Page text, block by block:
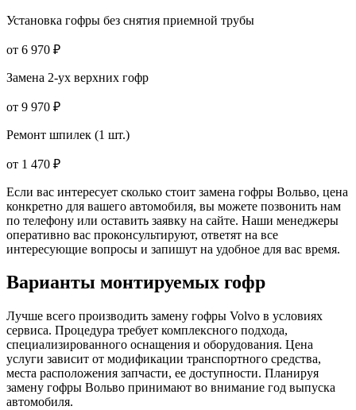
Установка гофры без снятия приемной трубы
от 6 970 ₽
Замена 2-ух верхних гофр
от 9 970 ₽
Ремонт шпилек (1 шт.)
от 1 470 ₽
Если вас интересует сколько стоит замена гофры Вольво, цена
конкретно для вашего автомобиля, вы можете позвонить нам
по телефону или оставить заявку на сайте. Наши менеджеры
оперативно вас проконсультируют, ответят на все
интересующие вопросы и запишут на удобное для вас время.
Варианты монтируемых гофр
Лучше всего производить замену гофры Volvo в условиях
сервиса. Процедура требует комплексного подхода,
специализированного оснащения и оборудования. Цена
услуги зависит от модификации транспортного средства,
места расположения запчасти, ее доступности. Планируя
замену гофры Вольво принимают во внимание год выпуска
автомобиля.